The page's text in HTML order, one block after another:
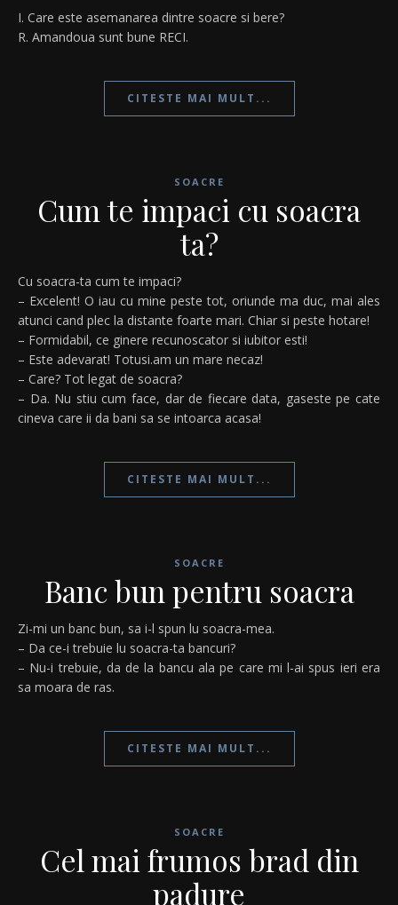
I. Care este asemanarea dintre soacre si bere?
R. Amandoua sunt bune RECI.
CITESTE MAI MULT...
SOACRE
Cum te impaci cu soacra
ta?
Cu soacra-ta cum te impaci?
– Excelent! O iau cu mine peste tot, oriunde ma duc, mai ales
atunci cand plec la distante foarte mari. Chiar si peste hotare!
– Formidabil, ce ginere recunoscator si iubitor esti!
– Este adevarat! Totusi.am un mare necaz!
– Care? Tot legat de soacra?
– Da. Nu stiu cum face, dar de fiecare data, gaseste pe cate
cineva care ii da bani sa se intoarca acasa!
CITESTE MAI MULT...
SOACRE
Banc bun pentru soacra
Zi-mi un banc bun, sa i-l spun lu soacra-mea.
– Da ce-i trebuie lu soacra-ta bancuri?
– Nu-i trebuie, da de la bancu ala pe care mi l-ai spus ieri era
sa moara de ras.
CITESTE MAI MULT...
SOACRE
Cel mai frumos brad din
padure